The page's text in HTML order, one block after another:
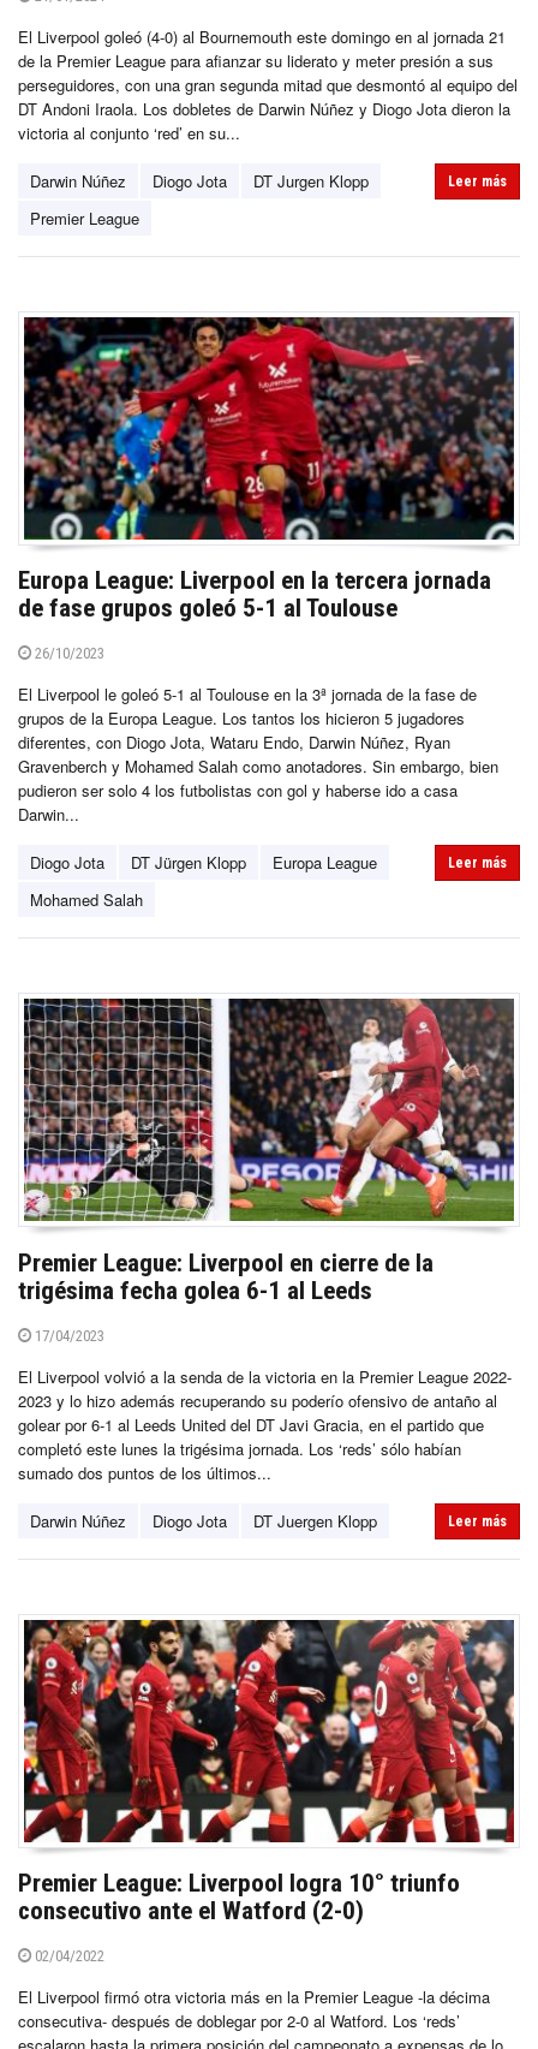
El Liverpool goleó (4-0) al Bournemouth este domingo en al jornada 21
de la Premier League para afianzar su liderato y meter presión a sus
perseguidores, con una gran segunda mitad que desmontó al equipo del
DT Andoni Iraola. Los dobletes de Darwin Núñez y Diogo Jota dieron la
victoria al conjunto ‘red’ en su...
Darwin Núñez Diogo Jota
DT Jurgen Klopp
Premier League
Leer más
Europa League: Liverpool en la tercera jornada
de fase grupos goleó 5-1 al Toulouse
26/10/2023
El Liverpool le goleó 5-1 al Toulouse en la 3ª jornada de la fase de
grupos de la Europa League. Los tantos los hicieron 5 jugadores
diferentes, con Diogo Jota, Wataru Endo, Darwin Núñez, Ryan
Gravenberch y Mohamed Salah como anotadores. Sin embargo, bien
pudieron ser solo 4 los futbolistas con gol y haberse ido a casa
Darwin...
Diogo Jota DT Jürgen Klopp
Europa League
Mohamed Salah
Leer más
Premier League: Liverpool en cierre de la
trigésima fecha golea 6-1 al Leeds
17/04/2023
El Liverpool volvió a la senda de la victoria en la Premier League 2022-
2023 y lo hizo además recuperando su poderío ofensivo de antaño al
golear por 6-1 al Leeds United del DT Javi Gracia, en el partido que
completó este lunes la trigésima jornada. Los ‘reds’ sólo habían
sumado dos puntos de los últimos...
Darwin Núñez Diogo Jota DT Juergen Klopp Leer más
Premier League: Liverpool logra 10° triunfo
consecutivo ante el Watford (2-0)
02/04/2022
El Liverpool firmó otra victoria más en la Premier League -la décima
consecutiva- después de doblegar por 2-0 al Watford. Los ‘reds’